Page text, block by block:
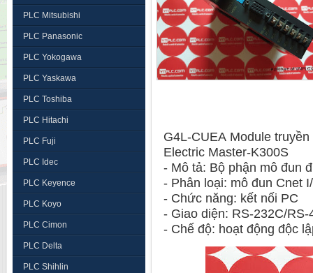
PLC Mitsubishi
PLC Panasonic
PLC Yokogawa
PLC Yaskawa
PLC Toshiba
PLC Hitachi
PLC Fuji
PLC Idec
PLC Keyence
PLC Koyo
PLC Cimon
PLC Delta
PLC Shihlin
G4L-CUEA Module
Electric Master-K300S
- Mô tả: Bộ phận mô đun
- Phân loại: mô đun Cnet
- Chức năng: kết nối PC
- Giao diện: RS-232C/
- Chế độ: hoạt động độc